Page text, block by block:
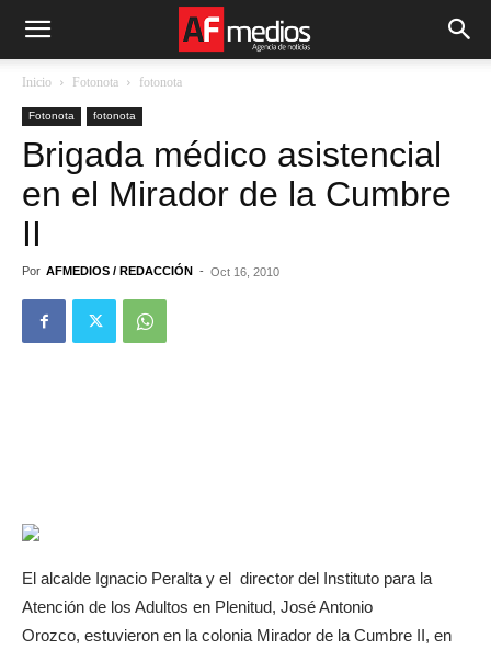
Inicio Fotonota fotonota
Fotonota fotonota
Brigada médico asistencial
en el Mirador de la Cumbre
II
Por AFMEDIOS / REDACCIÓN - Oct 16, 2010
El alcalde Ignacio Peralta y el director del Instituto para la
Atención de los Adultos en Plenitud, José Antonio
Orozco, estuvieron en la colonia Mirador de la Cumbre II, en